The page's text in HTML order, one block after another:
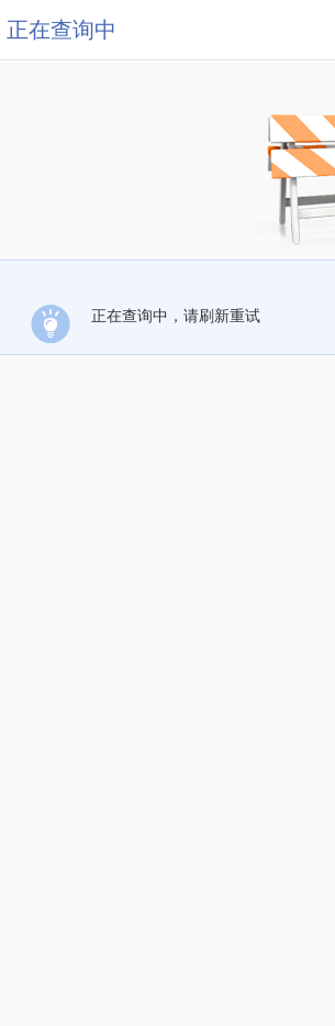
正在查询中
正在查询中，请刷新重试